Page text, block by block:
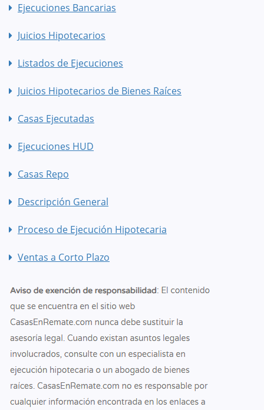
Ejecuciones Bancarias
Juicios Hipotecarios
Listados de Ejecuciones
Juicios Hipotecarios de Bienes Raíces
Casas Ejecutadas
Ejecuciones HUD
Casas Repo
Descripción General
Proceso de Ejecución Hipotecaria
Ventas a Corto Plazo